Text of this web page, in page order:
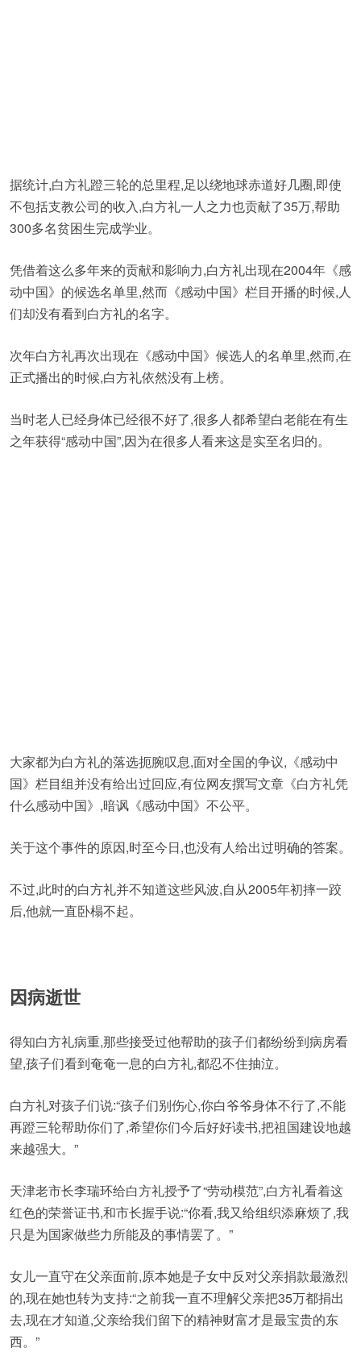
据统计,白方礼蹬三轮的总里程,足以绕地球赤道好几圈,即使
不包括支教公司的收入,白方礼一人之力也贡献了35万,帮助
300多名贫困生完成学业。
凭借着这么多年来的贡献和影响力,白方礼出现在2004年《感
动中国》的候选名单里,然而《感动中国》栏目开播的时候,人
们却没有看到白方礼的名字。
次年白方礼再次出现在《感动中国》候选人的名单里,然而,在
正式播出的时候,白方礼依然没有上榜。
当时老人已经身体已经很不好了,很多人都希望白老能在有生
之年获得“感动中国”,因为在很多人看来这是实至名归的。
大家都为白方礼的落选扼腕叹息,面对全国的争议,《感动中
国》栏目组并没有给出过回应,有位网友撰写文章《白方礼凭
什么感动中国》,暗讽《感动中国》不公平。
关于这个事件的原因,时至今日,也没有人给出过明确的答案。
不过,此时的白方礼并不知道这些风波,自从2005年初摔一跤
后,他就一直卧榻不起。
因病逝世
得知白方礼病重,那些接受过他帮助的孩子们都纷纷到病房看
望,孩子们看到奄奄一息的白方礼,都忍不住抽泣。
白方礼对孩子们说:“孩子们别伤心,你白爷爷身体不行了,不能
再蹬三轮帮助你们了,希望你们今后好好读书,把祖国建设地越
来越强大。”
天津老市长李瑞环给白方礼授予了“劳动模范”,白方礼看着这
红色的荣誉证书,和市长握手说:“你看,我又给组织添麻烦了,我
只是为国家做些力所能及的事情罢了。”
女儿一直守在父亲面前,原本她是子女中反对父亲捐款最激烈
的,现在她也转为支持:“之前我一直不理解父亲把35万都捐出
去,现在才知道,父亲给我们留下的精神财富才是最宝贵的东
西。”